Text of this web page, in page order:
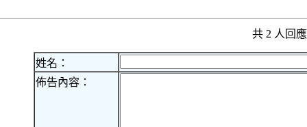
共 2 人回
姓名：
佈告內容：